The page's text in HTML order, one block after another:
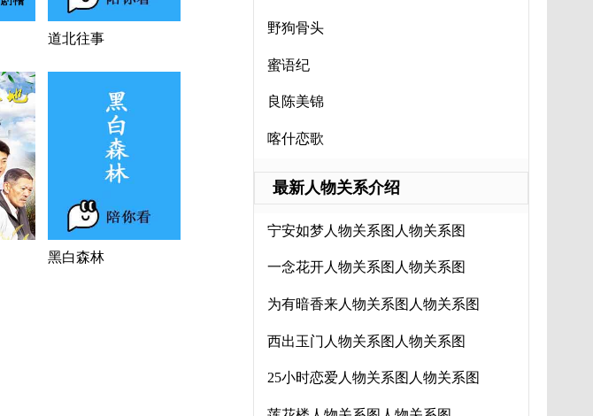
道北往事
黑白森林
野狗骨头
蜜语纪
良陈美锦
喀什恋歌
最新人物关系介绍
宁安如梦人物关系图人物关系图
一念花开人物关系图人物关系图
为有暗香来人物关系图人物关系图
西出玉门人物关系图人物关系图
25小时恋爱人物关系图人物关系图